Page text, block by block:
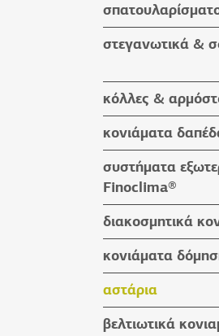
στόκοι
στεγανωτικά &
στεγανωτικά
βοηθητικά
κόλλες &
κόλλες
κόλλες
αρμόστοκοι &
βοηθητικά
κονιάματα
κονιάματα
βοηθητικά
συστήματα
Finoclima®
προϊόντα
βοηθητικά
διακοσμητικά
πατητές
προϊόντα
κονιάματα
κονιάματα
έτοιμοι σοβάδες
βοηθητικά
αστάρια
βελτιωτικά